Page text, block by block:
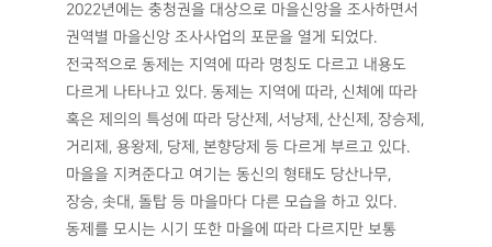
2022년에는 충청권을 대상으로 마을신앙을 조사하면서
권역별 마을신앙 조사사업의 포문을 열게 되었다.
전국적으로 동제는 지역에 따라 명칭도 다르고 내용도
다르게 나타나고 있다. 동제는 지역에 따라, 신체에 따라
혹은 제의의 특성에 따라 당산제, 서낭제, 산신제, 장승제,
거리제, 용왕제, 당제, 본향당제 등 다르게 부르고 있다.
마을을 지켜준다고 여기는 동신의 형태도 당산나무,
장승, 솟대, 돌탑 등 마을마다 다른 모습을 하고 있다.
동제를 모시는 시기 또한 마을에 따라 다르지만 보통